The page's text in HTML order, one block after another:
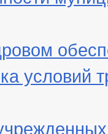
условий